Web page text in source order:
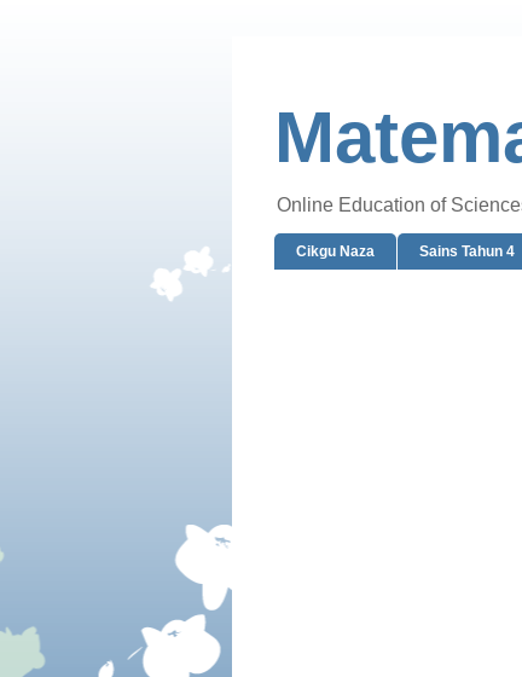
Online Education of
Cikgu Naza Sains Tahun 4